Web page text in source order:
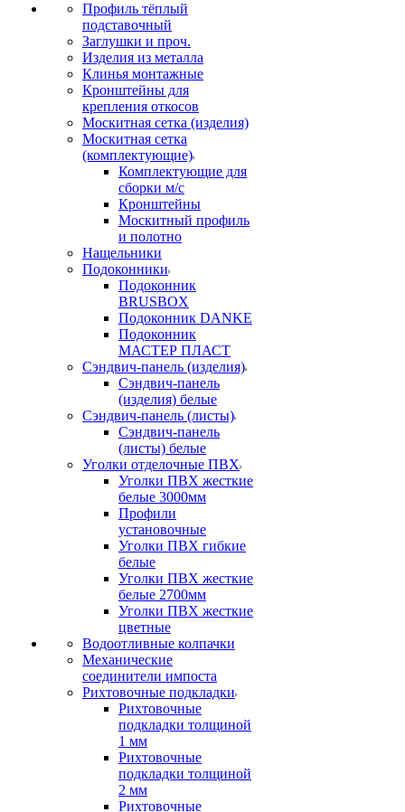
Профиль тёплый
подставочный
Заглушки и проч.
Изделия из металла
Клинья монтажные
Кронштейны для
крепления откосов
Москитная сетка (изделия)
Москитная сетка
(комплектующие)
Комплектующие для
сборки м/с
Кронштейны
Москитный профиль
и полотно
Нащельники
Подоконники
Подоконник
BRUSBOX
Подоконник DANKE
Подоконник
МАСТЕР ПЛАСТ
Сэндвич-панель (изделия)
Сэндвич-панель
(изделия) белые
Сэндвич-панель (листы)
Сэндвич-панель
(листы) белые
Уголки отделочные ПВХ
Уголки ПВХ жесткие
белые 3000мм
Профили
установочные
Уголки ПВХ гибкие
белые
Уголки ПВХ жесткие
белые 2700мм
Уголки ПВХ жесткие
цветные
Водоотливные колпачки
Механические
соединители импоста
Рихтовочные подкладки
Рихтовочные
подкладки толщиной
1 мм
Рихтовочные
подкладки толщиной
2 мм
Рихтовочные